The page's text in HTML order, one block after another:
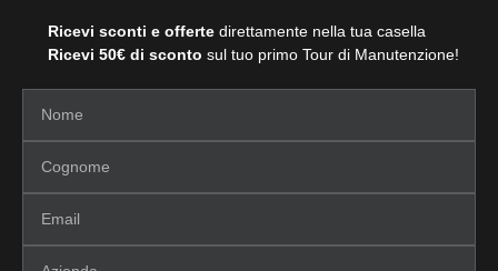
Ricevi sconti e offertedirettamente nella tua casella
Ricevi 50€ di sconto sul tuo primo Tour di Manutenzione!